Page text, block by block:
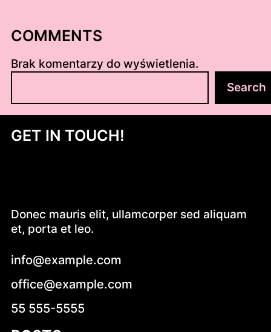
COMMENTS
Brak komentarzy do wyświetlenia.
u
a
Search
GET IN TOUCH!
Donec mauris elit, ullamcorper sed aliquam
et, porta et leo.
info@example.com
office@example.com
55 555-5555